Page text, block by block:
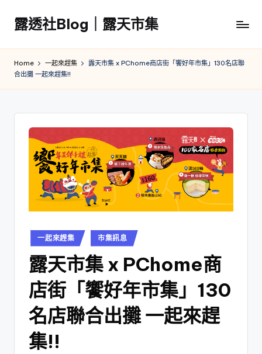
Skip
content
露透社Blog｜露天市集
社
Home 一起來趕集
露天市集 x PChome商店街「饗好年市集」130名店聯
合出攤 一起來趕集!!
Posted
in
一起來趕集 市集訊息
露天市集 x PChome商
店街「饗好年市集」130
名店聯合出攤 一起來趕
集!!